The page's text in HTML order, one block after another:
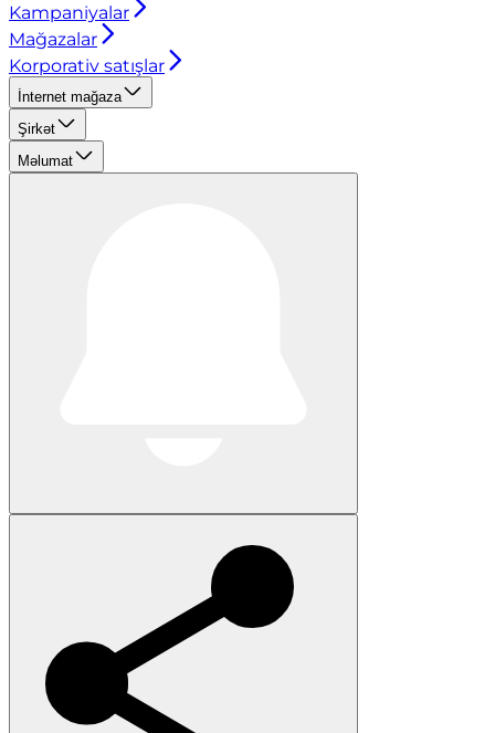
Kampaniyalar
Mağazalar
Korporativ satışlar
İnternet mağaza
Şirkət
Məlumat